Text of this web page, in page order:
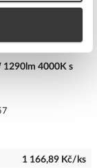
1290lm 4000K s
1 166,89 Kč/ks